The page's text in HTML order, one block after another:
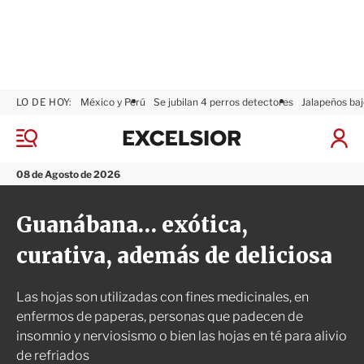
M
n
ú
08 de Agosto de 2026
LO DE HOY: México y Perú Se jubilan 4 perros detectores Jalapeños
I
n
x
l
i
o
r
Guanábana… exótica,
curativa, además de deliciosa
Las hojas son utilizadas con fines medicinales, en
enfermos de paperas, personas que padecen de
insomnio y nerviosismo o bien las hojas en té para alivio
de refriados